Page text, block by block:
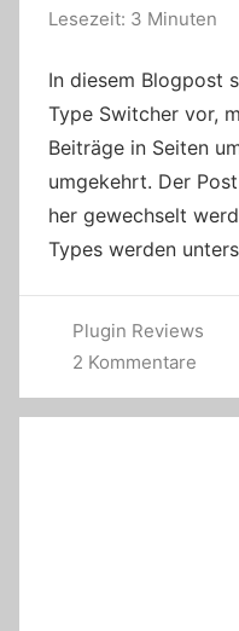
Lesezeit: 3 Minuten
In diesem Blogpost
Type Switcher vor,
Beiträge in Seiten
umgekehrt. Der
her gewechselt
Types werden
Plugin Reviews
2 Kommentare